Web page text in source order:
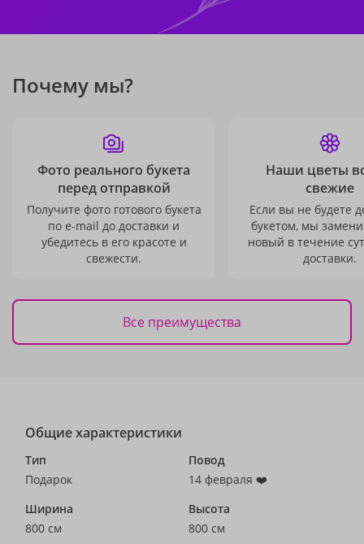
Почему мы?
Фото реального букета
перед отправкой
Получите фото готового букета
по e-mail до доставки и
убедитесь в его красоте и
свежести.
Наши цветы
свежие
Если вы не будете
букетом, мы
новый в течение
доставки.
Все преимущества
Общие характеристики
Тип
Подарок
Повод
14 февраля ❤️
Ширина
800 см
Высота
800 см